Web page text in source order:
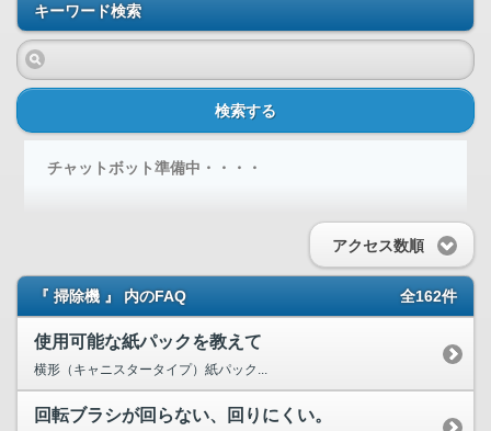
キーワード検索
検索する
チャットボット準備中・・・・
アクセス数順
『 掃除機 』 内のFAQ 全162件
使用可能な紙パックを教えて
横形（キャニスタータイプ）紙パック...
回転ブラシが回らない、回りにくい。